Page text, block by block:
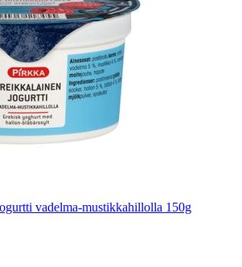
vadelma-mustikkahillolla 150g